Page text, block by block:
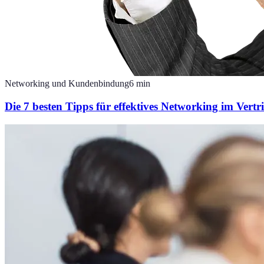
Networking und Kundenbindung6 min
Die 7 besten Tipps für effektives Networking im